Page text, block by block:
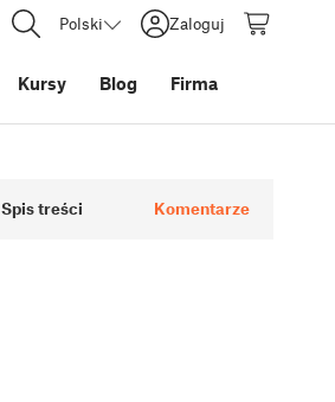
Polski Zaloguj
Kursy Blog Firma
Spis treści Komentarze